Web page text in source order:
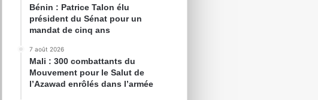
Bénin : Patrice Talon élu
président du Sénat pour un
mandat de cinq ans
7 août 2026
Mali : 300 combattants du
Mouvement pour le Salut de
l’Azawad enrôlés dans l’armée